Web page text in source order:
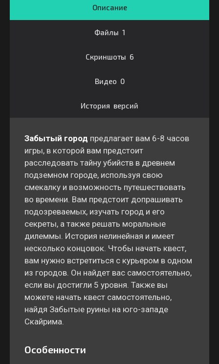
Описание
Файлы 1
Скриншоты 6
Видео 0
История версий
Забытый город предлагает вам 6-8 часов
игры, в которой вам предстоит
расследовать тайну убийств в древнем
подземном городе, используя свою
смекалку и возможность путешествовать
во времени. Вам предстоит допрашивать
подозреваемых, изучать город и его
секреты, а также решать моральные
дилеммы. История нелинейная и имеет
несколько концовок. Чтобы начать квест,
вам нужно встретиться с курьером в одном
из городов. Он найдет вас самостоятельно,
если вы достигли 5 уровня. Также вы
можете начать квест самостоятельно,
найдя Забытые руины на юго-западе
Скайрима.
Особенности